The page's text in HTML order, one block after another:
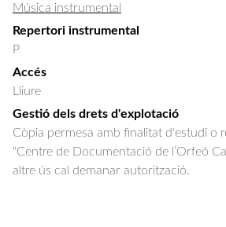
Música instrumental
Repertori instrumental
P
Accés
Lliure
Gestió dels drets d'explotació
Còpia permesa amb finalitat d'estudi o
"Centre de Documentació de l’Orfeó
altre ús cal demanar autorització.